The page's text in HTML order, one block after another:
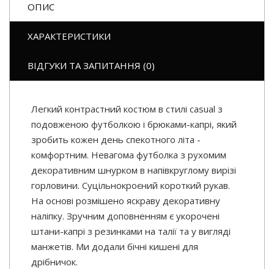
ОПИС
ХАРАКТЕРИСТИКИ
ВІДГУКИ ТА ЗАПИТАННЯ (0)
Легкий контрастний костюм в стилі casual з
подовженою футболкою і брюками-капрі, який
зробить кожен день спекотного літа -
комфортним. Невагома футболка з рухомим
декоративним шнурком в напівкруглому вирізі
горловини. Суцільнокроєний короткий рукав.
На основі розмішено яскраву декоративну
наліпку. Зручним доповненням є укорочені
штани-капрі з резинками на талії та у вигляді
манжетів. Ми додали бічні кишені для
дрібничок.